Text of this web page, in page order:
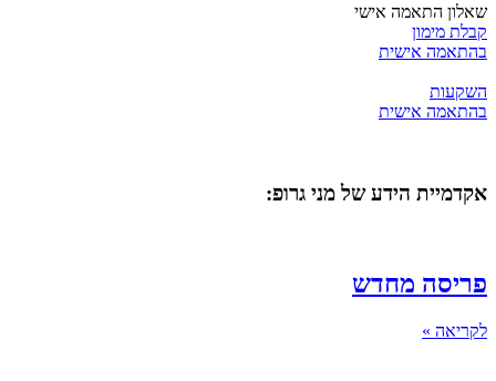
שאלון התאמה אישי
קבלת מימון
בהתאמה אישית
השקעות
בהתאמה אישית
אקדמיית הידע של מני גרופ:
פריסה מחדש
לקריאה »